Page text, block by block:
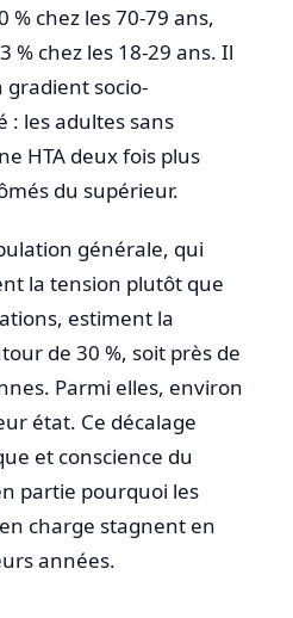
% chez les 70-79 ans,
% chez les 18-29 ans. Il
socio-
: les adultes sans
HTA deux fois plus
du supérieur.
générale, qui
la tension plutôt que
estiment la
de 30 %, soit près de
Parmi elles, environ
état. Ce décalage
et conscience du
partie pourquoi les
charge stagnent en
années.